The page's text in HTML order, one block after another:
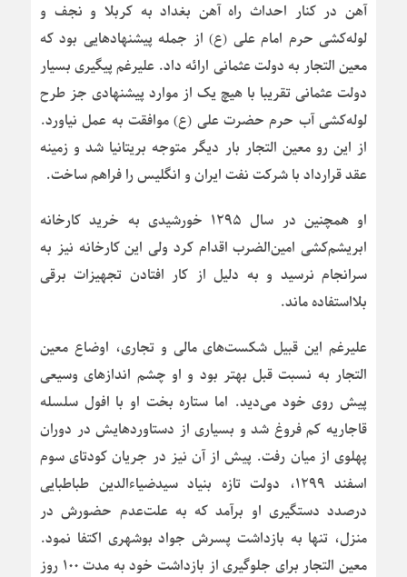
آهن در کنار احداث راه آهن بغداد به کربلا و نجف و
لوله‌کشی حرم امام علی (ع) از جمله پیشنهادهایی بود که
معین التجار به دولت عثمانی ارائه داد. علیرغم پیگیری بسیار
دولت عثمانی تقریبا با هیچ یک از موارد پیشنهادی جز طرح
لوله‌کشی آب حرم حضرت علی (ع) موافقت به عمل نیاورد.
از این رو معین التجار بار دیگر متوجه بریتانیا شد و زمینه
عقد قرارداد با شرکت نفت ایران و انگلیس را فراهم ساخت.
او همچنین در سال ۱۲۹۵ خورشیدی به خرید کارخانه
ابریشم‌کشی امین‌الضرب اقدام کرد ولی این کارخانه نیز به
سرانجام نرسید و به دلیل از کار افتادن تجهیزات برقی
بلااستفاده ماند.
علیرغم این قبیل شکست‌های مالی و تجاری، اوضاع معین
التجار به نسبت قبل بهتر بود و او چشم اندازهای وسیعی
پیش روی خود می‌دید. اما ستاره بخت او با افول سلسله
قاجاریه کم فروغ شد و بسیاری از دستاوردهایش در دوران
پهلوی از میان رفت. پیش از آن نیز در جریان کودتای سوم
اسفند ۱۲۹۹، دولت تازه بنیاد سیدضیاء‌الدین طباطبایی
درصدد دستگیری او برآمد که به علت‌عدم حضورش در
منزل، تنها به بازداشت پسرش جواد بوشهری اکتفا نمود.
معین التجار برای جلوگیری از بازداشت خود به مدت ۱۰۰ روز